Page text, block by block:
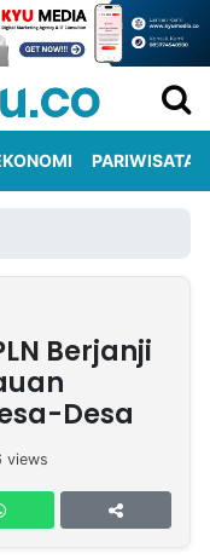
PARIWISATA
Berjanji
Desa
views